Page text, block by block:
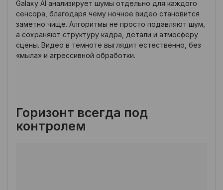
Galaxy AI анализирует шумы отдельно для каждого
сенсора, благодаря чему ночное видео становится
заметно чище. Алгоритмы не просто подавляют шум,
а сохраняют структуру кадра, детали и атмосферу
сцены. Видео в темноте выглядит естественно, без
«мыла» и агрессивной обработки.
Горизонт всегда под
контролем